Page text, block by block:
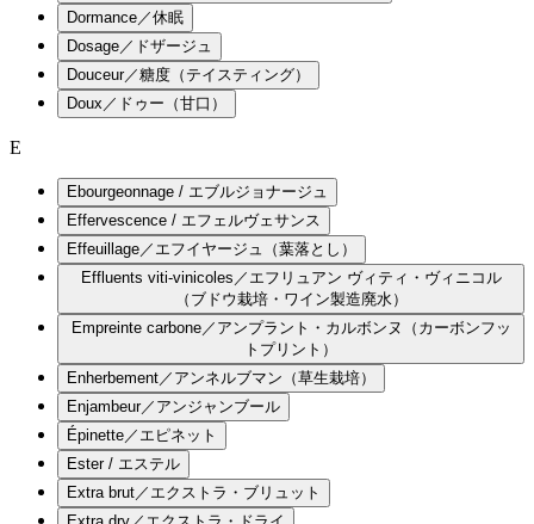
Dormance／休眠
Dosage／ドザージュ
Douceur／糖度（テイスティング）
Doux／ドゥー（甘口）
E
Ebourgeonnage / エブルジョナージュ
Effervescence / エフェルヴェサンス
Effeuillage／エフイヤージュ（葉落とし）
Effluents viti-vinicoles／エフリュアン ヴィティ・ヴィニコル
（ブドウ栽培・ワイン製造廃水）
Empreinte carbone／アンプラント・カルボンヌ（カーボンフッ
トプリント）
Enherbement／アンネルブマン（草生栽培）
Enjambeur／アンジャンブール
Épinette／エピネット
Ester / エステル
Extra brut／エクストラ・ブリュット